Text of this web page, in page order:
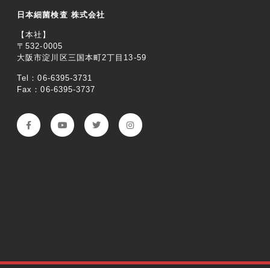
日本細菌検査 株式会社
【本社】
〒532-0005
大阪市淀川区三国本町2丁目13-59
Tel：06-6395-3731
Fax：06-6395-3737